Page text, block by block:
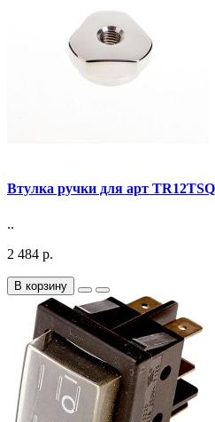
Втулка ручки для арт
..
2 484 р.
В корзину